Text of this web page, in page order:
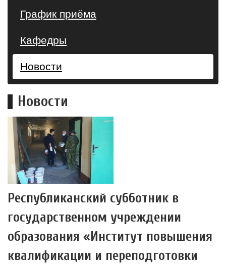
График приёма
Кафедры
Новости
Новости
Республиканский субботник в
государственном учреждении
образования «Институт повышения
квалификации и переподготовки